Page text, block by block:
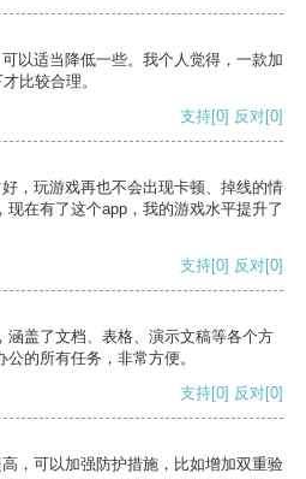
以适当降低一些。我个人觉得，一款加
比较合理。
支持[0] 反对[0]
，玩游戏再也不会出现卡顿、掉线的情
在有了这个app，我的游戏水平提升了
支持[0] 反对[0]
涵盖了文档、表格、演示文稿等各个方
的所有任务，非常方便。
支持[0] 反对[0]
，可以加强防护措施，比如增加双重验